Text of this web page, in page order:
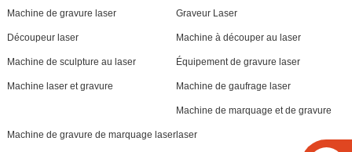
Machine de gravure laser Graveur Laser
Découpeur laser Machine à découper au laser
Machine de sculpture au laser Équipement de gravure laser
Machine laser et gravure Machine de gaufrage laser
Machine de gravure de marquage laser
Machine de marquage et de gravure
laser